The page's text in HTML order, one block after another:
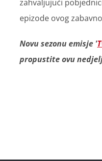
zahvaljujući
epizode ovog
Novu sezonu emisje '
propustite ovu